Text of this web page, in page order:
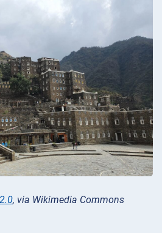
, via Wikimedia Commons